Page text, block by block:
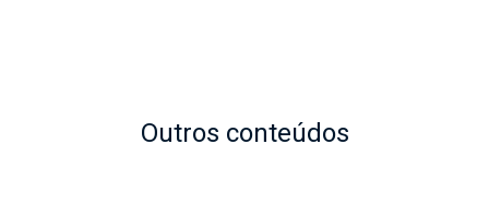
Outros conteúdos